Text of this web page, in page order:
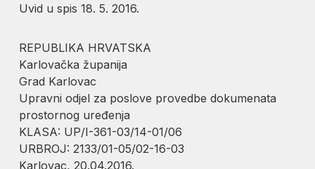
Uvid u spis 18. 5. 2016.
REPUBLIKA HRVATSKA
Karlovačka županija
Grad Karlovac
Upravni odjel za poslove provedbe dokumenata
prostornog uređenja
KLASA: UP/I-361-03/14-01/06
URBROJ: 2133/01-05/02-16-03
Karlovac, 20.04.2016.